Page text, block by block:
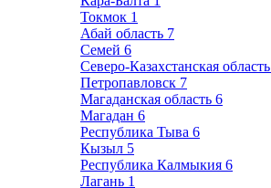
Токмок 1
Абай область 7
Семей 6
Северо-Казахстанская область
Петропавловск 7
Магаданская область 6
Магадан 6
Республика Тыва 6
Кызыл 5
Республика Калмыкия 6
Лагань 1